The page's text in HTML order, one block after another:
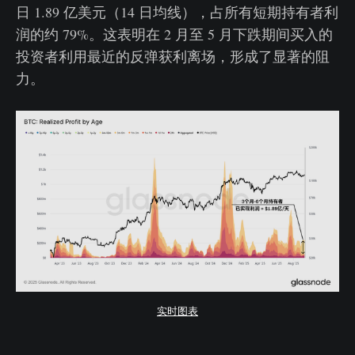
日 1.89 亿美元（14 日均线），占所有短期持有者利
润的约 79%。这表明在 2 月至 5 月下跌期间买入的
投资者利用最近的反弹获利离场，形成了显著的阻
力。
实时图表